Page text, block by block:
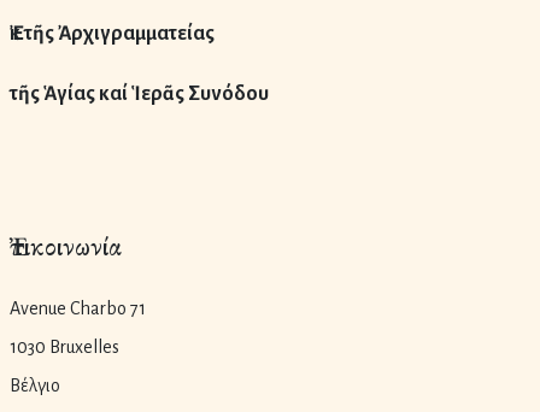
Ἐκ τῆς Ἀρχιγραμματείας
τῆς Ἁγίας καί Ἱερᾶς Συνόδου
Ἐπικοινωνία
Avenue Charbo 71
1030 Bruxelles
Βέλγιο